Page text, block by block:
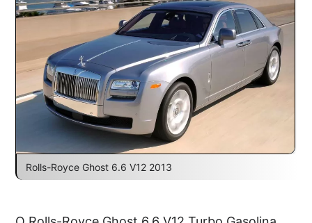
Rolls-Royce Ghost 6.6 V12 2013